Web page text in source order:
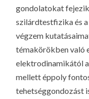
gondolatokat
szilárdtestfizika és
végzem
témakörökben való
elektrodinamikától
mellett éppoly
tehetséggondozást